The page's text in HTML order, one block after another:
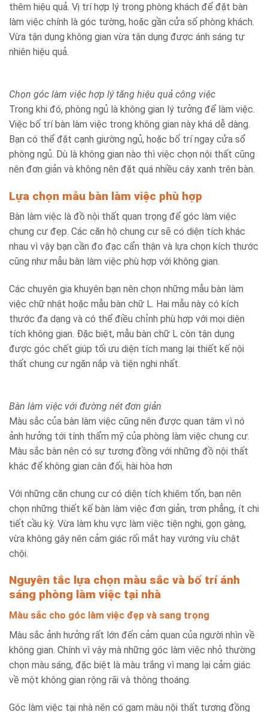
thêm hiệu quả. Vị trí hợp lý trong phòng khách để đặt bàn
làm việc chính là góc tường, hoặc gần cửa số phòng khách.
Vừa tận dụng không gian vừa tận dụng được ánh sáng tự
nhiên hiệu quả.
Chọn góc làm việc hợp lý tăng hiệu quả công việc
Trong khi đó, phòng ngủ là không gian lý tưởng để làm việc.
Việc bố trí bàn làm việc trong không gian này khá dễ dàng.
Bạn có thể đặt cạnh giường ngủ, hoặc bố trí ngay cửa sổ
phòng ngủ. Dù là không gian nào thì việc chọn nội thất cũng
nên đơn giản và không nên đặt quá nhiều cây xanh trên bàn.
Lựa chọn mẫu bàn làm việc phù hợp
Bàn làm việc là đồ nội thất quan trọng để góc làm việc
chung cư đẹp. Các căn hộ chung cư sẽ có diện tích khác
nhau vì vậy bạn cần đo đạc cẩn thận và lựa chọn kích thước
cũng như mẫu bàn làm việc phù hợp với không gian.
Các chuyên gia khuyên bạn nên chọn những mẫu bàn làm
việc chữ nhật hoặc mẫu bàn chữ L. Hai mẫu này có kích
thước đa dạng và có thể điều chỉnh phù hợp với mọi diện
tích không gian. Đặc biệt, mẫu bàn chữ L còn tận dụng
được góc chết giúp tối ưu diện tích mang lại thiết kế nội
thất chung cư ngăn nắp và tiện nghi nhất.
Bàn làm việc với đường nét đơn giản
Màu sắc của bàn làm việc cũng nên được quan tâm vì nó
ảnh hưởng tới tính thẩm mỹ của phòng làm việc chung cư.
Màu sắc bàn nên có sự tương đồng với những đồ nội thất
khác để không gian cân đối, hài hòa hơn
Với những căn chung cư có diện tích khiêm tốn, bạn nên
chọn những thiết kế bàn làm việc đơn giản, trơn phẳng, ít chi
tiết cầu kỳ. Vừa làm khu vực làm việc tiện nghi, gọn gàng,
vừa không gây nên cảm giác rối mắt hay vướng víu chật
chội.
Nguyên tắc lựa chọn màu sắc và bố trí ánh
sáng phòng làm việc tại nhà
Màu sắc cho góc làm việc đẹp và sang trọng
Màu sắc ảnh hưởng rất lớn đến cảm quan của người nhìn về
không gian. Chính vì vậy mà những góc làm việc nhỏ thường
chọn màu sáng, đặc biệt là màu trắng vì mang lại cảm giác
về một không gian rộng rãi và thông thoáng.
Góc làm việc tại nhà nên có gam màu nội thất tương đồng